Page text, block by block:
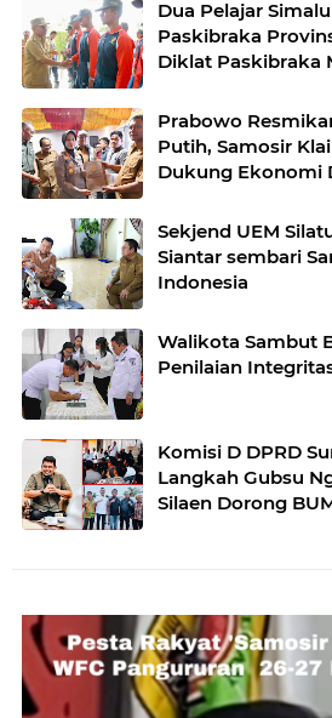
Dua Pelajar
Paskibraka
Diklat Paskibraka
Prabowo
Putih, Samosir
Dukung Ekonomi
Sekjend UEM
Siantar sembari
Indonesia
Walikota Sambut
Penilaian
Komisi D DPRD
Langkah Gubsu
Silaen Dorong